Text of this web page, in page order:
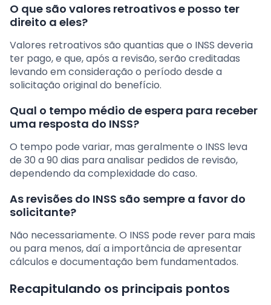
O que são valores retroativos e posso ter
direito a eles?
Valores retroativos são quantias que o INSS deveria
ter pago, e que, após a revisão, serão creditadas
levando em consideração o período desde a
solicitação original do benefício.
Qual o tempo médio de espera para receber
uma resposta do INSS?
O tempo pode variar, mas geralmente o INSS leva
de 30 a 90 dias para analisar pedidos de revisão,
dependendo da complexidade do caso.
As revisões do INSS são sempre a favor do
solicitante?
Não necessariamente. O INSS pode rever para mais
ou para menos, daí a importância de apresentar
cálculos e documentação bem fundamentados.
Recapitulando os principais pontos